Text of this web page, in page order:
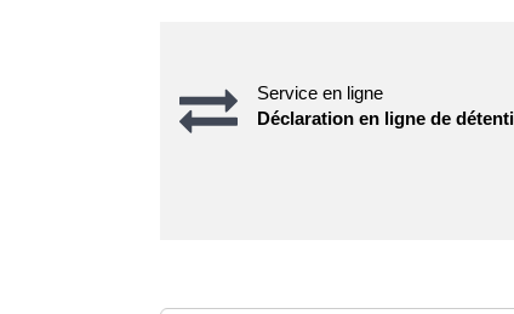
Service en ligne
Déclaration en ligne de